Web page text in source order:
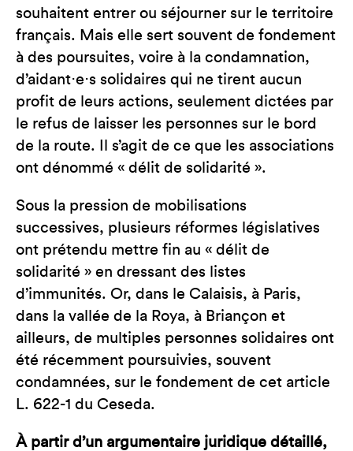
souhaitent entrer ou séjourner sur le territoire
français. Mais elle sert souvent de fondement
à des poursuites, voire à la condamnation,
d’aidant⋅e⋅s solidaires qui ne tirent aucun
profit de leurs actions, seulement dictées par
le refus de laisser les personnes sur le bord
de la route. Il s’agit de ce que les associations
ont dénommé « délit de solidarité ».
Sous la pression de mobilisations
successives, plusieurs réformes législatives
ont prétendu mettre fin au « délit de
solidarité » en dressant des listes
d’immunités. Or, dans le Calaisis, à Paris,
dans la vallée de la Roya, à Briançon et
ailleurs, de multiples personnes solidaires ont
été récemment poursuivies, souvent
condamnées, sur le fondement de cet article
L. 622-1 du Ceseda.
À partir d’un argumentaire juridique détaillé,